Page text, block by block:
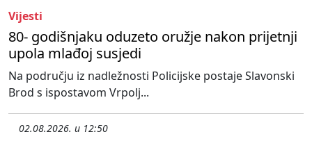
Vijesti
80- godišnjaku oduzeto oružje nakon prijetnji
upola mlađoj susjedi
Na području iz nadležnosti Policijske postaje Slavonski
Brod s ispostavom Vrpolj...
02.08.2026. u 12:50